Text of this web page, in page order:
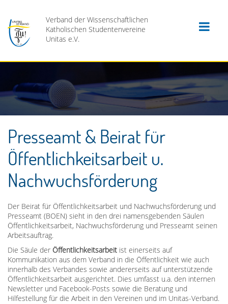
Verband der Wissenschaftlichen
Katholischen Studentenvereine
Unitas e.V.
Presseamt & Beirat für
Öffentlichkeitsarbeit u.
Nachwuchsförderung
Der Beirat für Öffentlichkeitsarbeit und Nachwuchsförderung und
Presseamt (BOEN) sieht in den drei namensgebenden Säulen
Öffentlichkeitsarbeit, Nachwuchsförderung und Presseamt seinen
Arbeitsauftrag.
Die Säule der Öffentlichkeitsarbeit ist einerseits auf
Kommunikation aus dem Verband in die Öffentlichkeit wie auch
innerhalb des Verbandes sowie andererseits auf unterstützende
Öffentlichkeitsarbeit ausgerichtet. Dies umfasst u.a. den internen
Newsletter und Facebook-Posts sowie die Beratung und
Hilfestellung für die Arbeit in den Vereinen und im Unitas-Verband.